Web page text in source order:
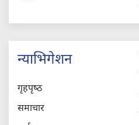
न्याभिगेशन
गृहपृष्‍ठ
समाचार